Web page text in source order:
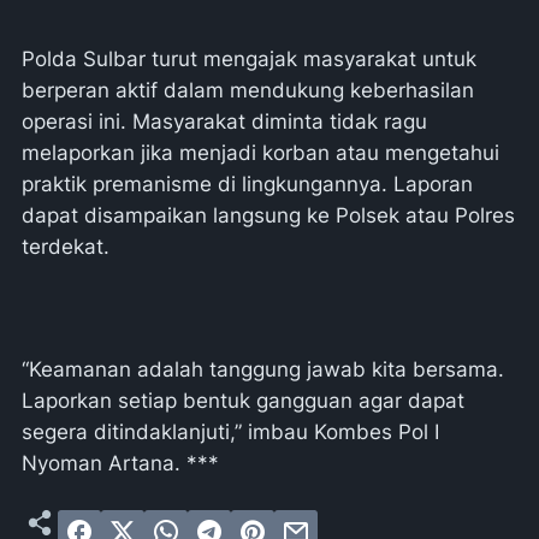
Polda Sulbar turut mengajak masyarakat untuk
berperan aktif dalam mendukung keberhasilan
operasi ini. Masyarakat diminta tidak ragu
melaporkan jika menjadi korban atau mengetahui
praktik premanisme di lingkungannya. Laporan
dapat disampaikan langsung ke Polsek atau Polres
terdekat.
“Keamanan adalah tanggung jawab kita bersama.
Laporkan setiap bentuk gangguan agar dapat
segera ditindaklanjuti,” imbau Kombes Pol I
Nyoman Artana. ***